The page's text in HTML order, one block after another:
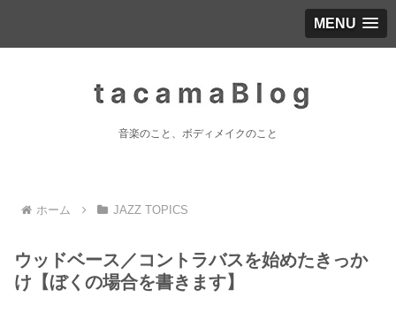
MENU
音楽のこと、ボディメイクのこと
ホーム JAZZ TOPICS
ウッドベース／コントラバスを始めたきっか
け【ぼくの場合を書きます】